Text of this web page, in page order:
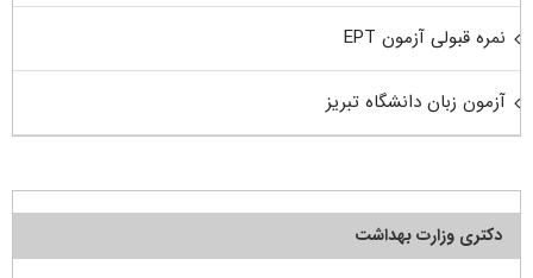
نمره قبولی آزمون EPT
آزمون زبان دانشگاه تبریز
دکتری وزارت بهداشت